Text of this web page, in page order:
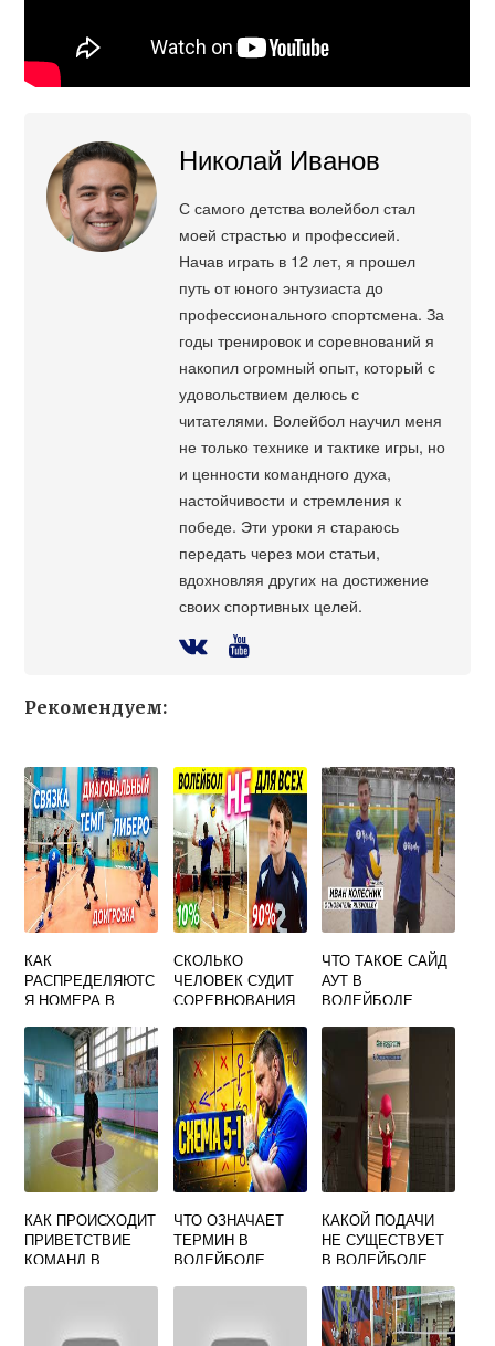
Николай Иванов
С самого детства волейбол стал
моей страстью и профессией.
Начав играть в 12 лет, я прошел
путь от юного энтузиаста до
профессионального спортсмена. За
годы тренировок и соревнований я
накопил огромный опыт, который с
удовольствием делюсь с
читателями. Волейбол научил меня
не только технике и тактике игры, но
и ценности командного духа,
настойчивости и стремления к
победе. Эти уроки я стараюсь
передать через мои статьи,
вдохновляя других на достижение
своих спортивных целей.
Рекомендуем:
КАК
РАСПРЕДЕЛЯЮТС
Я НОМЕРА В
ФОРМЕ
СКОЛЬКО
ЧЕЛОВЕК СУДИТ
СОРЕВНОВАНИЯ
ГО УРОВНЯ В
ВОЛЕЙБОЛЕ
ЧТО ТАКОЕ САЙД
АУТ В
ВОЛЕЙБОЛЕ
КАК ПРОИСХОДИТ
ПРИВЕТСТВИЕ
КОМАНД В
ЧТО ОЗНАЧАЕТ
ТЕРМИН В
ВОЛЕЙБОЛЕ
КАКОЙ ПОДАЧИ
НЕ СУЩЕСТВУЕТ
В ВОЛЕЙБОЛЕ